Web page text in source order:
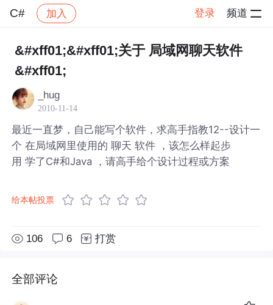
C# 加入 登录 频道
社区 C# 帖子详情
&#xff01;&#xff01;关于 局域网聊天软件
&#xff01;
_hug
2010-11-14
最近一直梦，自己能写个软件，求高手指教12--设计一
个 在局域网里使用的 聊天 软件 ，该怎么样起步
用 学了C#和Java ，请高手给个设计过程或方案
给本帖投票
106 6 打赏
全部评论